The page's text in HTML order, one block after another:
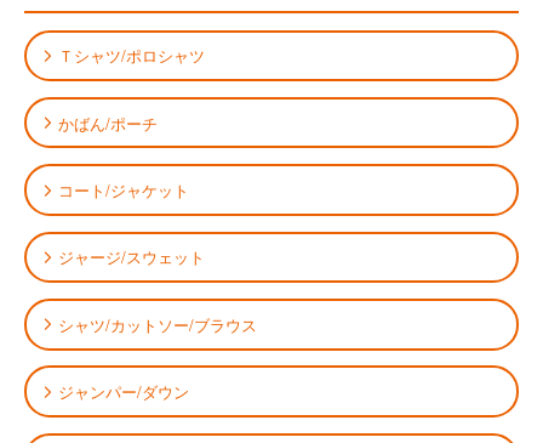
Ｔシャツ/ポロシャツ
かばん/ポーチ
コート/ジャケット
ジャージ/スウェット
シャツ/カットソー/ブラウス
ジャンパー/ダウン